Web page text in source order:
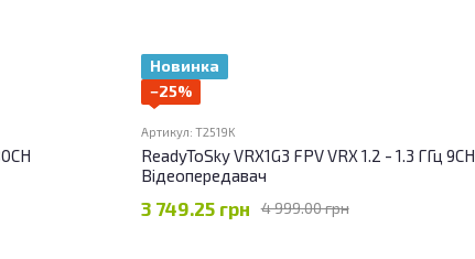
Новинка
−25%
Артикул: T2519K
ReadyToSky VRX1G3 FPV VRX 1.2 - 1.3 ГГц 9CH
Відеопередавач
4 999.00 грн
3 749.25 грн